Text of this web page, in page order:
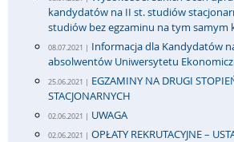
kandydatów na II st. studiów
studiów bez egzaminu na tym samym
08.07.2021 | Informacja dla Kandydatów
absolwentów Uniwersytetu
25.06.2021 | EGZAMINY NA DRUGI
STACJONARNYCH
02.06.2021 | UWAGA
02.06.2021 | OPŁATY REKRUTACYJNE –